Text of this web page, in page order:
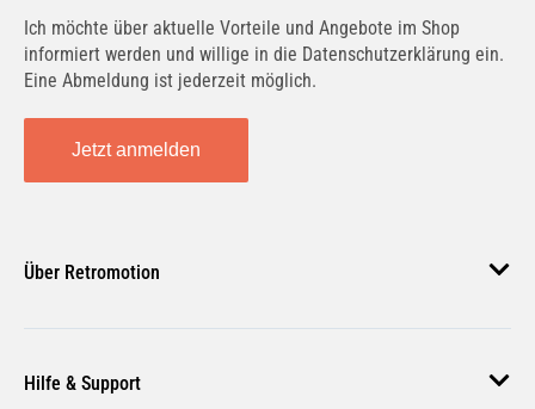
Ich möchte über aktuelle Vorteile und Angebote im Shop
informiert werden und willige in die Datenschutzerklärung ein.
Eine Abmeldung ist jederzeit möglich.
Jetzt anmelden
Über Retromotion
Unsere Jobs
Hilfe & Support